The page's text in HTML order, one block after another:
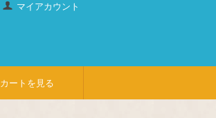
マイアカウント
カートを見る